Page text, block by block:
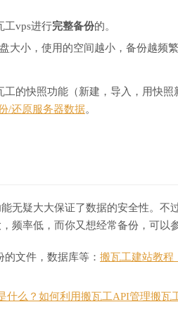
工vps进行完整备份的。
大小，使用的空间越小，备份越频繁
工的快照功能（新建，导入，用快
/还原服务器数据。
无疑大大保证了数据的安全性。不
频率低，而你又想经常备份，可以
文件，数据库等： 搬瓦工建站教程
什么？如何利用搬瓦工API管理搬瓦